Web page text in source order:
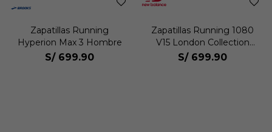
Zapatillas Running
Hyperion Max 3 Hombre
S/ 699.90
Zapatillas Running 1080
V15 London Collection
Hombre
S/ 699.90